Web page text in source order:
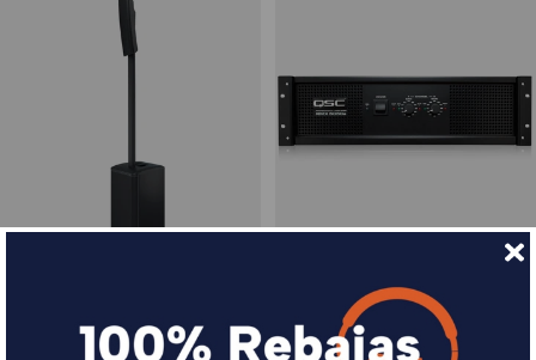
Consultar disponibilidad
Potencia
Precio
2.099,00 €